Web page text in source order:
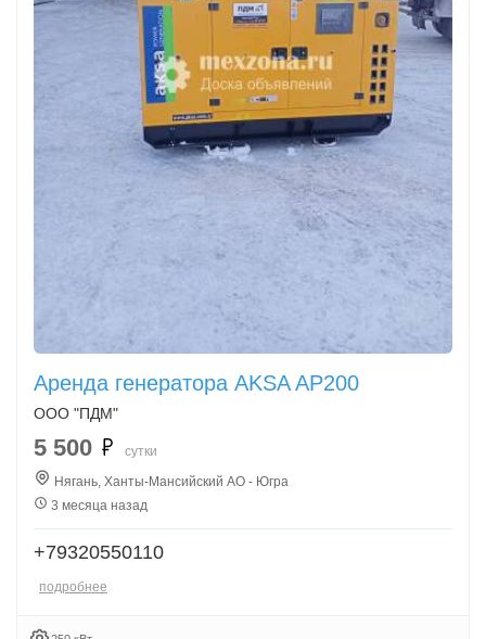
Аренда генератора AKSA AP200
ООО "ПДМ"
5 500
сутки
Нягань, Ханты-Мансийский АО - Югра
3 месяца назад
+79320550110
подробнее